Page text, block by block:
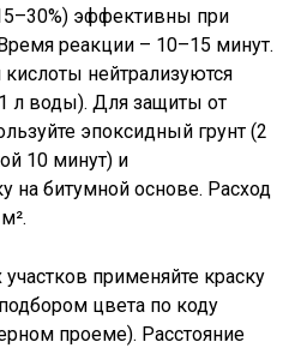
эффективны при
реакции – 10–15 минут.
нейтрализуются
л воды). Для защиты от
эпоксидный грунт (2
10 минут) и
на битумной основе. Расход
применяйте краску
цвета по коду
проеме). Расстояние